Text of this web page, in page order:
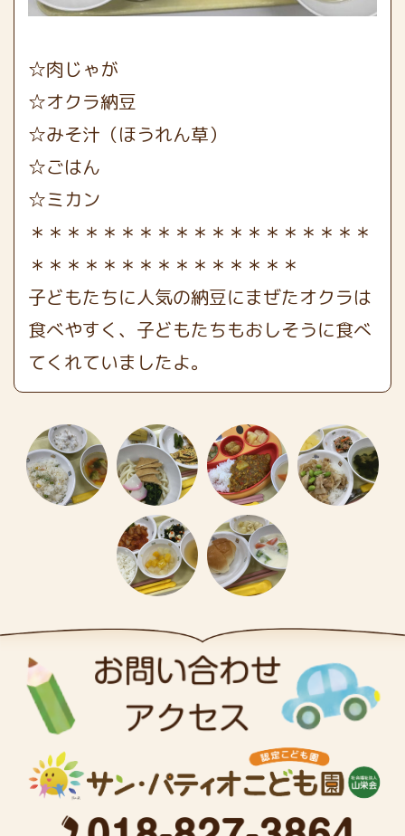
☆肉じゃが
☆オクラ納豆
☆みそ汁（ほうれん草）
☆ごはん
☆ミカン
＊＊＊＊＊＊＊＊＊＊＊＊＊＊＊＊＊＊＊
＊＊＊＊＊＊＊＊＊＊＊＊＊＊＊
子どもたちに人気の納豆にまぜたオクラは
食べやすく、子どもたちもおしそうに食べ
てくれていましたよ。